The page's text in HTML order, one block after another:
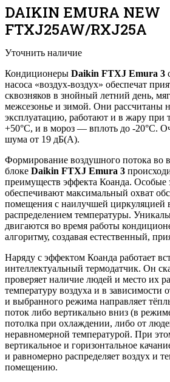
DAIKIN EMURA NEW
FTXJ25AW/RXJ25A
Уточнить наличие
Кондиционеры Daikin FTXJ Emura 3
насоса «воздух-воздух» обеспечат
сквозняков в знойный летний день,
межсезонье и зимой. Они рассчитаны
эксплуатацию, работают и в жару при
+50°С, и в мороз — вплоть до -20°С.
шума от 19 дБ(А).
Формирование воздушного потока во
блоке Daikin FTXJ Emura 3
преимуществ эффекта Коанда. Особые
обеспечивают максимальный охват
помещения с наилучшей циркуляцией
распределением температуры.
двигаются во время работы
алгоритму, создавая естественный,
Наряду с эффектом Коанда работает
интеллектуальный термодатчик. Он
проверяет наличие людей и место их
температуру воздуха и в зависимости
и выбранного режима направляет
поток либо вертикально вниз (в
потолка при охлаждении, либо от
неравномерной температурой. При
вертикальное и горизонтальное
и равномерно распределяет воздух и
помещению.